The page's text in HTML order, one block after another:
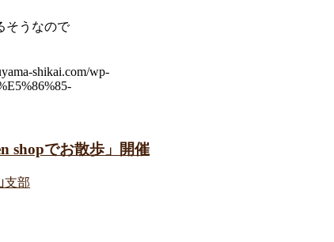
そうなので
shikai.com/wp-
shopでお散歩」開催
支部